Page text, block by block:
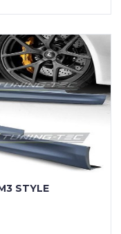
STYLE